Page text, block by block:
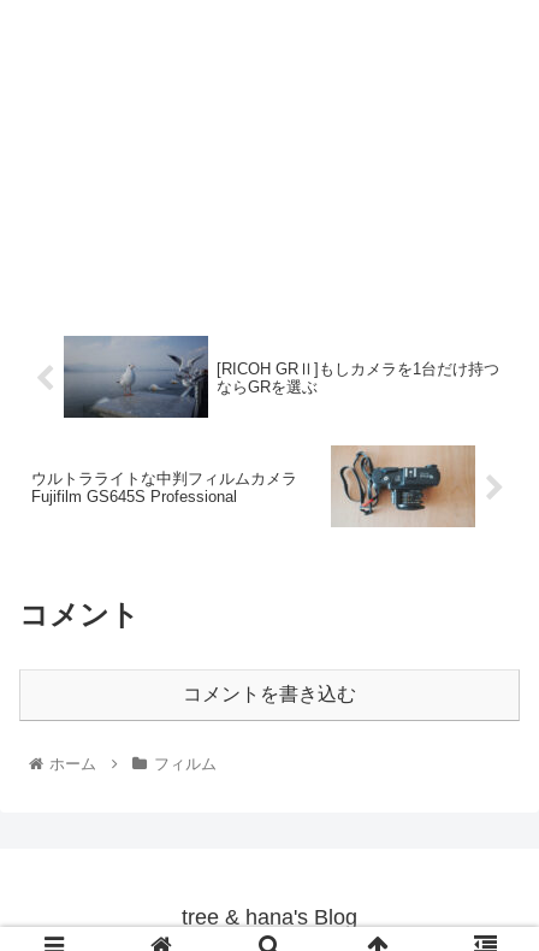
[RICOH GRⅡ]もしカメラを1台だけ持つ
ならGRを選ぶ
ウルトラライトな中判フィルムカメラ
Fujifilm GS645S Professional
コメント
コメントを書き込む
ホーム フィルム
tree & hana's Blog